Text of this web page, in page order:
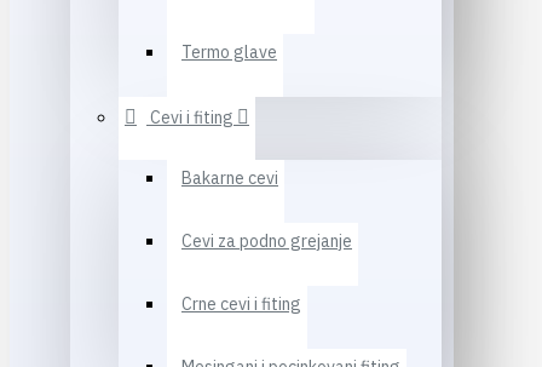
Termo glave
Cevi i fiting
Bakarne cevi
Cevi za podno grejanje
Crne cevi i fiting